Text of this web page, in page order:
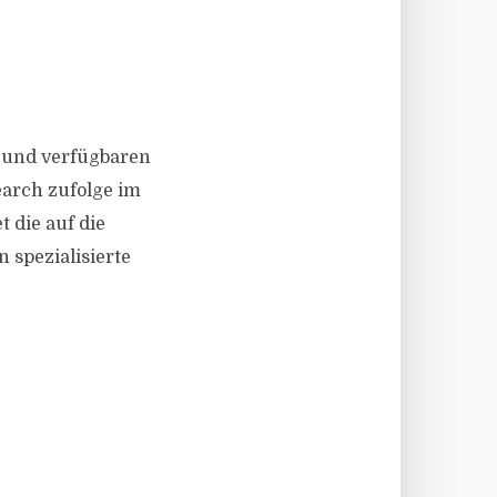
und verfügbaren
zufolge im
die auf die
spezialisierte